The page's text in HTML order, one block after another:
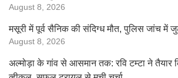
August 8, 2026
मसूरी में पूर्व सैनिक की संदिग्ध मौत, पुलिस जांच में
August 8, 2026
अल्मोड़ा के गांव से आसमान तक: रवि टम्टा ने तैयार